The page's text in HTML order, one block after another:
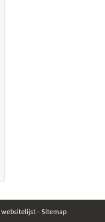
websitelijst - Sitemap